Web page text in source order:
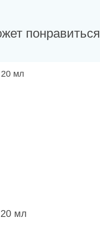
понравиться
мл